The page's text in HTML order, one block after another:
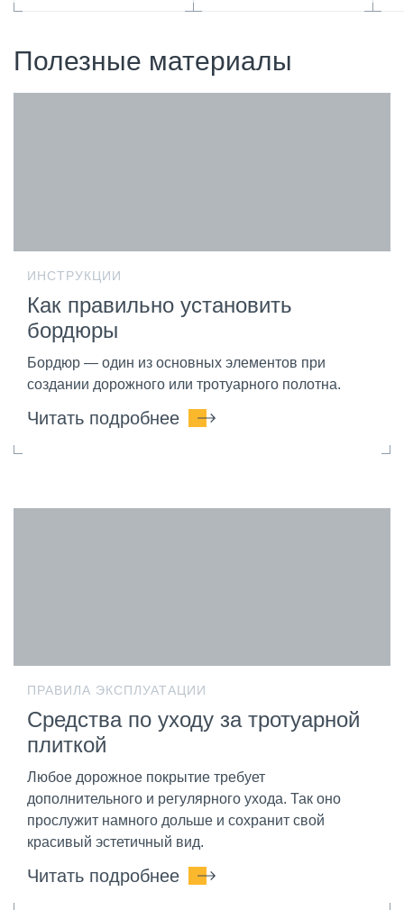
Полезные материалы
ИНСТРУКЦИИ
Как правильно установить
бордюры
Бордюр — один из основных элементов при
создании дорожного или тротуарного полотна.
Читать подробнее
ПРАВИЛА ЭКСПЛУАТАЦИИ
Средства по уходу за тротуарной
плиткой
Любое дорожное покрытие требует
дополнительного и регулярного ухода. Так оно
прослужит намного дольше и сохранит свой
красивый эстетичный вид.
Читать подробнее